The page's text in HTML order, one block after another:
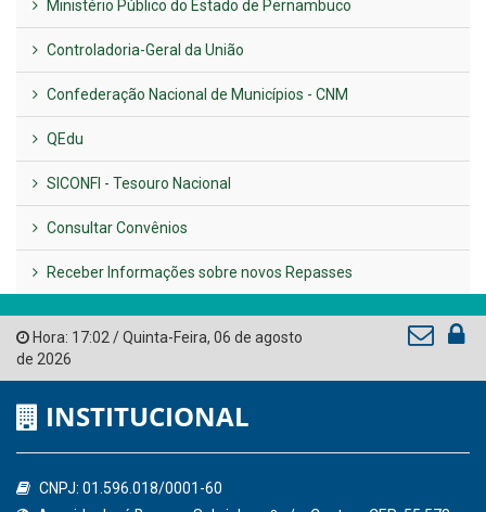
UTILIDADE PÚBLICA
Previous
Next
LINKS ÚTEIS
AMUPE
Governo de Pernambuco
Tribunal de Contas do Estado de Pernambuco
Ministério Público do Estado de Pernambuco
Controladoria-Geral da União
Confederação Nacional de Municípios - CNM
QEdu